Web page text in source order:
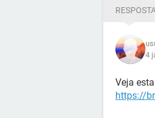
4
Veja
https://